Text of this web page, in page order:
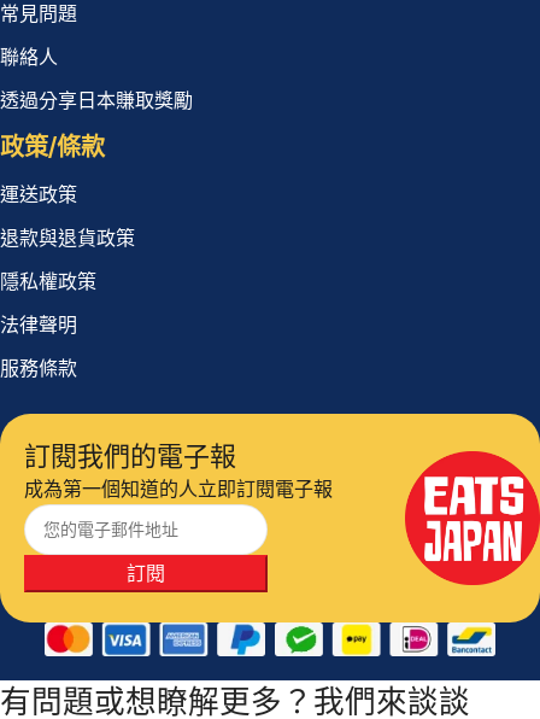
常見問題
聯絡人
透過分享日本賺取獎勵
政策/條款
運送政策
退款與退貨政策
隱私權政策
法律聲明
服務條款
訂閱我們的電子報
成為第一個知道的人立即訂閱電子報
訂閱
有問題或想瞭解更多？我們來談談